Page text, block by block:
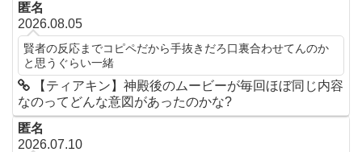
匿名
2026.08.05
賢者の反応までコピペだから手抜きだろ口裏合わせてんのか
と思うぐらい一緒
【ティアキン】神殿後のムービーが毎回ほぼ同じ内容
なのってどんな意図があったのかな?
匿名
2026.07.10